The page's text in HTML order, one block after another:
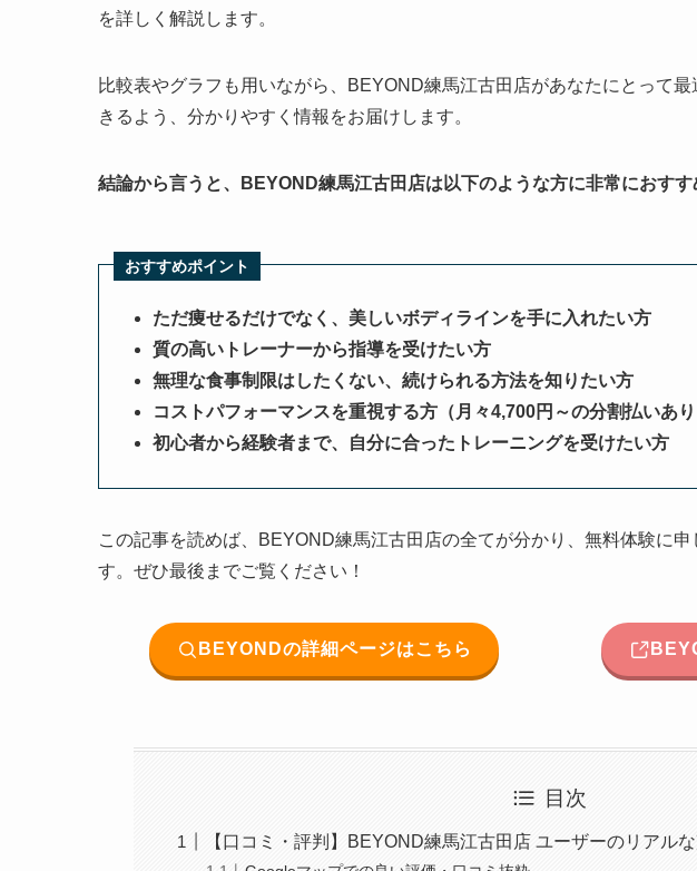
を詳しく解説します。
比較表やグラフも用いながら、BEYOND練馬江古田店があなたにとって
きるよう、分かりやすく情報をお届けします。
結論から言うと、BEYOND練馬江古田店は以下のような方に非常におすす
おすすめポイント
ただ痩せるだけでなく、美しいボディラインを手に入れたい方
質の高いトレーナーから指導を受けたい方
無理な食事制限はしたくない、続けられる方法を知りたい方
コストパフォーマンスを重視する方（月々4,700円～の分割払いあり
初心者から経験者まで、自分に合ったトレーニングを受けたい方
この記事を読めば、BEYOND練馬江古田店の全てが分かり、無料体験に
す。ぜひ最後までご覧ください！
BEYONDの詳細ページはこちら
目次
【口コミ・評判】BEYOND練馬江古田店 ユーザーのリアル